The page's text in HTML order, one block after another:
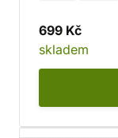
699 Kč
skladem